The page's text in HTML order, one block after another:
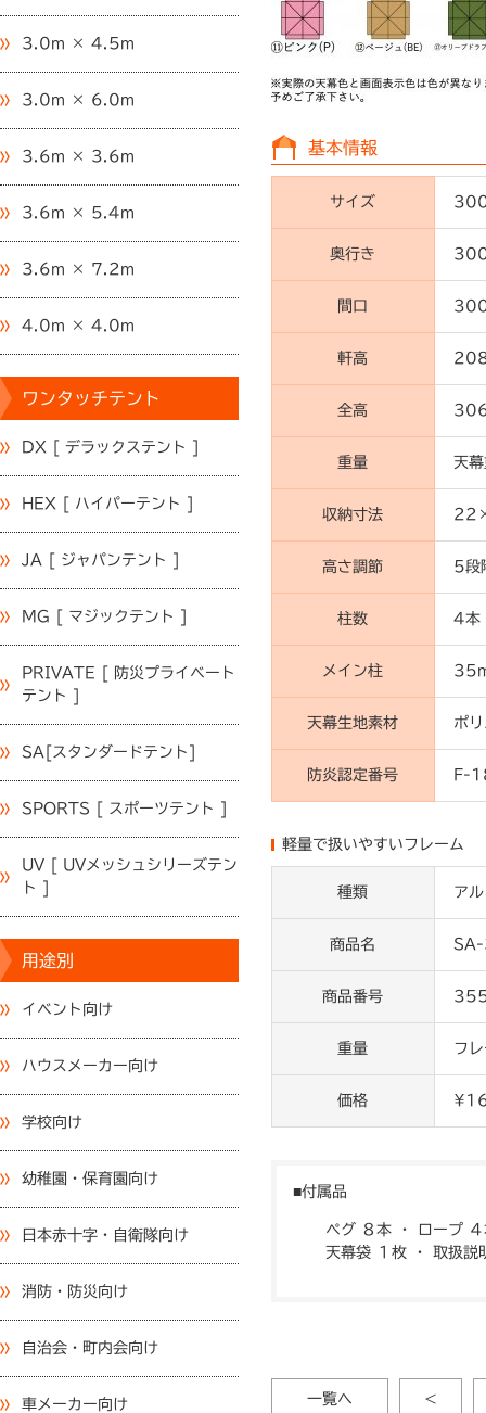
3.0m × 4.5m
3.0m × 6.0m
3.6m × 3.6m
3.6m × 5.4m
3.6m × 7.2m
4.0m × 4.0m
ワンタッチテント
DX [ デラックステント ]
HEX [ ハイパーテント ]
JA [ ジャパンテント ]
MG [ マジックテント ]
PRIVATE [ 防災プライベート
テント ]
SA[スタンダードテント]
SPORTS [ スポーツテント ]
UV [ UVメッシュシリーズテン
ト ]
用途別
イベント向け
ハウスメーカー向け
学校向け
幼稚園・保育園向け
日本赤十字・自衛隊向け
消防・防災向け
自治会・町内会向け
車メーカー向け
基本情報
サイズ
奥行き
間口
軒高
全高
重量 天
収納寸法
高さ調節 5段
柱数 4本
メイン柱
天幕生地素材 ポ
防炎認定番号 F-
軽量で扱いやすいフレーム
種類 ア
商品名 SA-
商品番号
重量 フ
価格
付属品
ペグ ８本 ・ ロープ
天幕袋 １枚 ・ 取扱説
一覧へ <